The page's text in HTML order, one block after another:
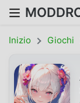
Inizio Giochi